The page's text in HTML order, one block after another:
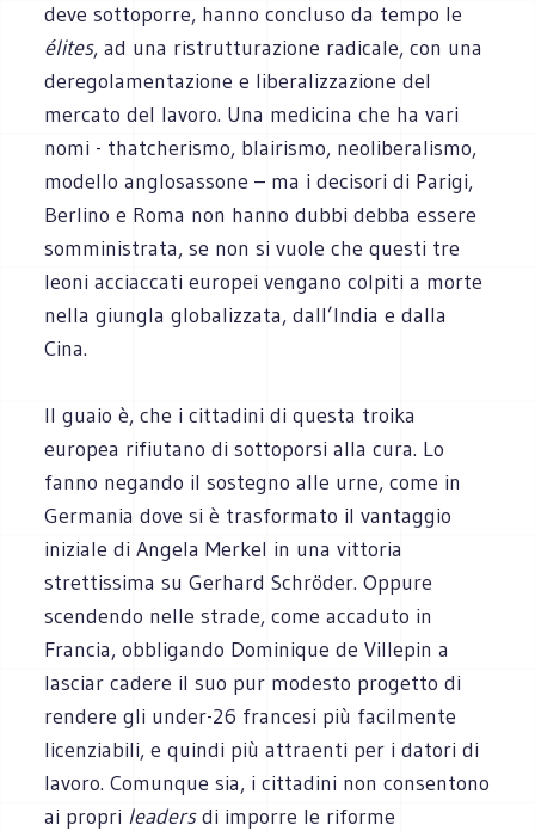
deve sottoporre, hanno concluso da tempo le
élites, ad una ristrutturazione radicale, con una
deregolamentazione e liberalizzazione del
mercato del lavoro. Una medicina che ha vari
nomi - thatcherismo, blairismo, neoliberalismo,
modello anglosassone – ma i decisori di Parigi,
Berlino e Roma non hanno dubbi debba essere
somministrata, se non si vuole che questi tre
leoni acciaccati europei vengano colpiti a morte
nella giungla globalizzata, dall’India e dalla
Cina.
Il guaio è, che i cittadini di questa troika
europea rifiutano di sottoporsi alla cura. Lo
fanno negando il sostegno alle urne, come in
Germania dove si è trasformato il vantaggio
iniziale di Angela Merkel in una vittoria
strettissima su Gerhard Schröder. Oppure
scendendo nelle strade, come accaduto in
Francia, obbligando Dominique de Villepin a
lasciar cadere il suo pur modesto progetto di
rendere gli under-26 francesi più facilmente
licenziabili, e quindi più attraenti per i datori di
lavoro. Comunque sia, i cittadini non consentono
ai propri leadersdi imporre le riforme